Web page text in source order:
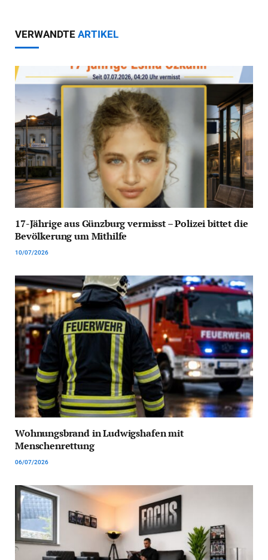
VERWANDTE ARTIKEL
17-Jährige aus Günzburg vermisst – Polizei bittet die
Bevölkerung um Mithilfe
10/07/2026
Wohnungsbrand in Ludwigshafen mit
Menschenrettung
06/07/2026